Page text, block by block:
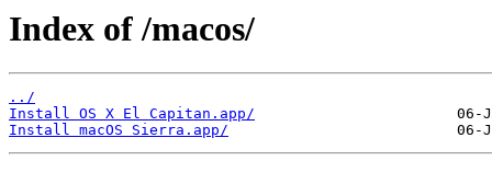
Index of /macos/
../
Install OS X El Capitan.app/
Install macOS Sierra.app/